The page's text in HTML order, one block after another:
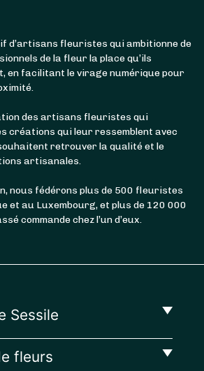
d’artisans fleuristes qui ambitionne de
de la fleur la place qu’ils
en facilitant le virage numérique pour
des artisans fleuristes qui
créations qui leur ressemblent avec
retrouver la qualité et le
artisanales.
nous fédérons plus de 500 fleuristes
et au Luxembourg, et plus de 120 000
commande chez l’un d’eux.
Sessile
fleurs